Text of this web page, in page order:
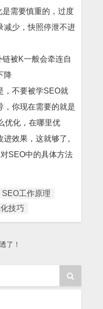
需要慎重的，过度
减少，快照停泄不进
被K一般会牵连自
降
，不要被学SEO就
，你现在需要的就是
优化，在哪里优
效果，这就够了。
SEO中的具体方法
SEO工作原理
技巧
了！